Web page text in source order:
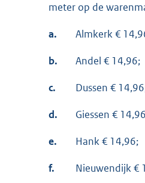
meter op de
a. Almkerk €
b. Andel € 14,96;
c. Dussen €
d. Giessen €
e. Hank € 14,96;
f. Nieuwendijk €